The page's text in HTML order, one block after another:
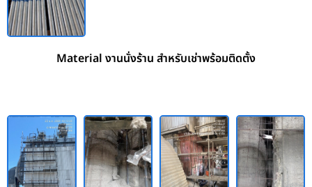
Material งานนั่งร้าน สำหรับเช่าพร้อมติดตั้ง